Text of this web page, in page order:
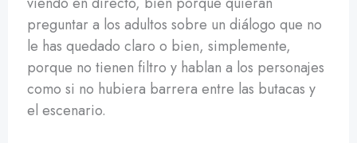
preguntar a los adultos sobre un diálogo que no
le has quedado claro o bien, simplemente,
porque no tienen filtro y hablan a los personajes
como si no hubiera barrera entre las butacas y
el escenario.